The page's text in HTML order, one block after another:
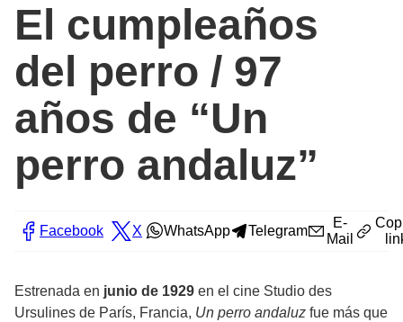
El cumpleaños
del perro / 97
años de “Un
perro andaluz”
Facebook X WhatsApp Telegram
E-
Mail
Estrenada en junio de 1929 en el cine Studio des
Ursulines de París, Francia, Un perro andaluz fue más que